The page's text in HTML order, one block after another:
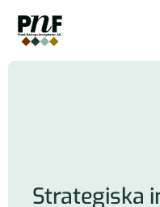
Strategiska